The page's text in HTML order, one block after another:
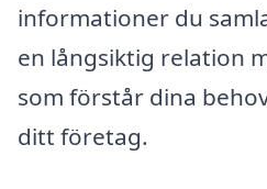
informationer du
en långsiktig relation
som förstår dina
ditt företag.